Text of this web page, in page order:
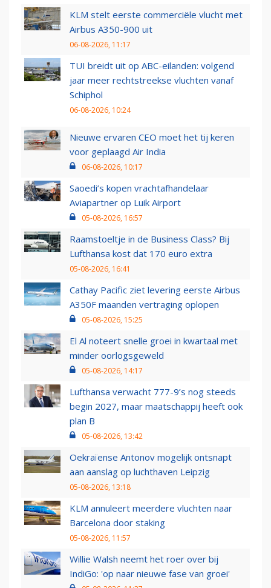
KLM stelt eerste commerciële vlucht met
Airbus A350-900 uit
06-08-2026, 11:17
TUI breidt uit op ABC-eilanden: volgend
jaar meer rechtstreekse vluchten vanaf
Schiphol
06-08-2026, 10:24
Nieuwe ervaren CEO moet het tij keren
voor geplaagd Air India
06-08-2026, 10:17
Saoedi’s kopen vrachtafhandelaar
Aviapartner op Luik Airport
05-08-2026, 16:57
Raamstoeltje in de Business Class? Bij
Lufthansa kost dat 170 euro extra
05-08-2026, 16:41
Cathay Pacific ziet levering eerste Airbus
A350F maanden vertraging oplopen
05-08-2026, 15:25
El Al noteert snelle groei in kwartaal met
minder oorlogsgeweld
05-08-2026, 14:17
Lufthansa verwacht 777-9’s nog steeds
begin 2027, maar maatschappij heeft ook
plan B
05-08-2026, 13:42
Oekraïense Antonov mogelijk ontsnapt
aan aanslag op luchthaven Leipzig
05-08-2026, 13:18
KLM annuleert meerdere vluchten naar
Barcelona door staking
05-08-2026, 11:57
Willie Walsh neemt het roer over bij
IndiGo: 'op naar nieuwe fase van groei'